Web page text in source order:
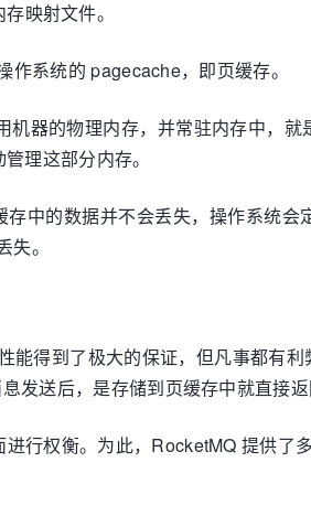
映射文件。
系统的 pagecache，即页缓存。
器的物理内存，并常驻内存中，
理这部分内存。
中的数据并不会丢失，操作系统
。
能得到了极大的保证，但凡事都有
发送后，是存储到页缓存中就直接
行权衡。为此，RocketMQ 提供了